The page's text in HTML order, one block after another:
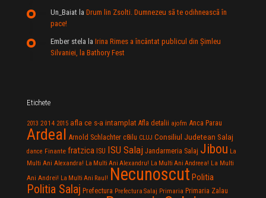
Un_Baiat la Drum lin Zsolti. Dumnezeu sã te odihneascã în
pace!
Ember stela la Irina Rimes a încântat publicul din Şimleu
Silvaniei, la Bathory Fest
Etichete
2013 2014 2015 afla ce s-a intamplat Afla detalii ajofm Anca Parau
Ardeal Arnold Schlachter c8ilu CLUJ Consiliul Judetean Salaj
dance Finante fratzica ISU ISU Salaj Jandarmeria Salaj Jibou La
Multi Ani Alexandra! La Multi Ani Alexandru! La Multi Ani Andreea! La Multi
Ani Andrei! La Multi Ani Raul! Necunoscut Politia
Politia Salaj Prefectura Prefectura Salaj Primaria Primaria Zalau